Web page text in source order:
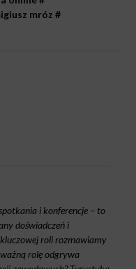
mróz #
i konferencje – to
doświadczeń i
roli rozmawiamy
rolę odgrywa